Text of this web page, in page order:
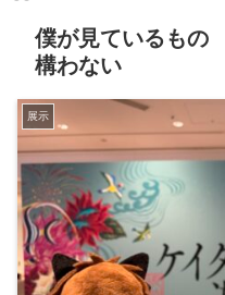
僕が見ているもの
構わない
展示